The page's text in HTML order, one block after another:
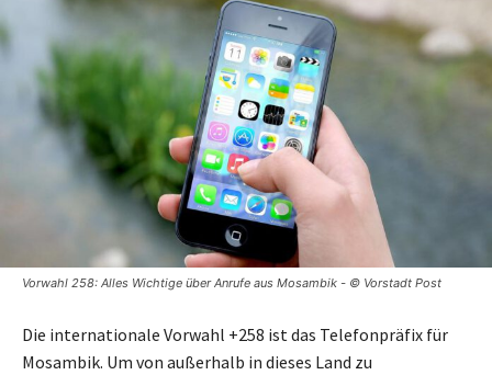
Vorwahl 258: Alles Wichtige über Anrufe aus Mosambik - © Vorstadt Post
Die internationale Vorwahl +258 ist das Telefonpräfix für
Mosambik. Um von außerhalb in dieses Land zu